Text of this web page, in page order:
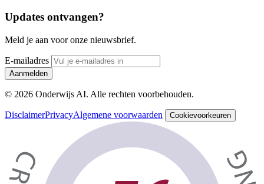
Updates ontvangen?
Meld je aan voor onze nieuwsbrief.
E-mailadres
Aanmelden
© 2026 Onderwijs AI. Alle rechten voorbehouden.
DisclaimerPrivacyAlgemene voorwaarden Cookievoorkeuren